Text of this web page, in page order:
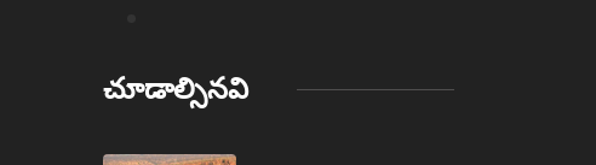
చూడాల్సినవి